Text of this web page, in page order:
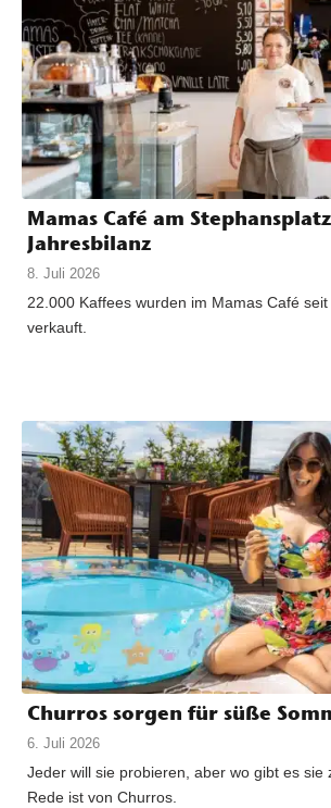
Mamas Café am
Jahresbilanz
8. Juli 2026
22.000 Kaffees wurden im Mamas Café
verkauft.
Churros sorgen für süße
6. Juli 2026
Jeder will sie probieren, aber wo gibt es sie
Rede ist von Churros.